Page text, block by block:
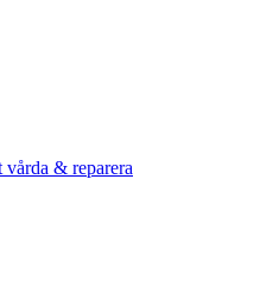
vårda & reparera